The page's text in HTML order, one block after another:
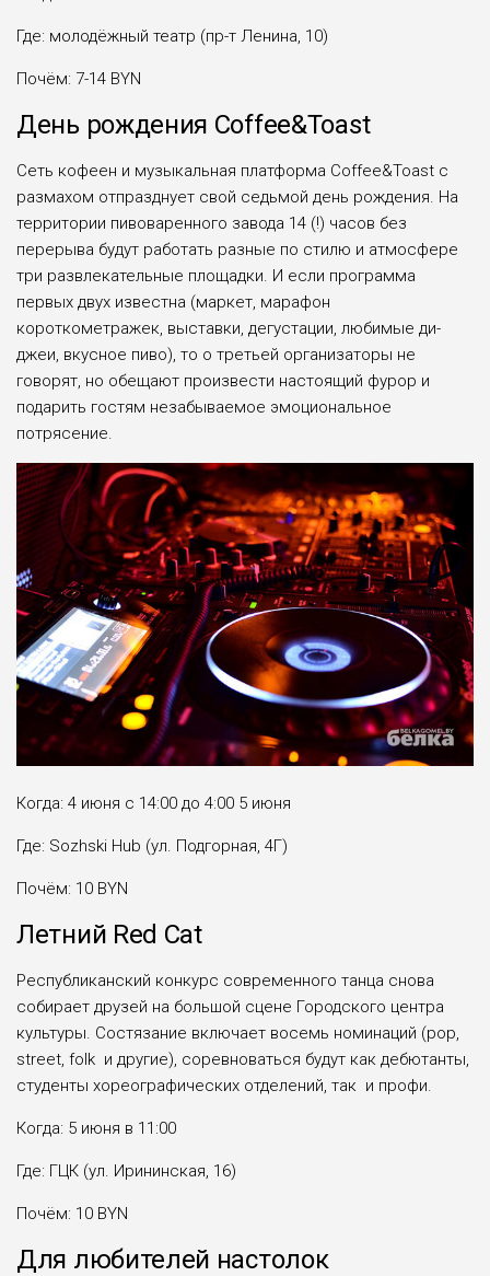
Где: молодёжный театр (пр-т Ленина, 10)
Почём: 7-14 BYN
День рождения Coffee&Toast
Сеть кофеен и музыкальная платформа Coffee&Toast с
размахом отпразднует свой седьмой день рождения. На
территории пивоваренного завода 14 (!) часов без
перерыва будут работать разные по стилю и атмосфере
три развлекательные площадки. И если программа
первых двух известна (маркет, марафон
короткометражек, выставки, дегустации, любимые ди-
джеи, вкусное пиво), то о третьей организаторы не
говорят, но обещают произвести настоящий фурор и
подарить гостям незабываемое эмоциональное
потрясение.
Когда: 4 июня с 14:00 до 4:00 5 июня
Где: Sozhski Hub (ул. Подгорная, 4Г)
Почём: 10 BYN
Летний Red Cat
Республиканский конкурс современного танца снова
собирает друзей на большой сцене Городского центра
культуры. Состязание включает восемь номинаций (pop,
street, folk и другие), соревноваться будут как дебютанты,
студенты хореографических отделений, так и профи.
Когда: 5 июня в 11:00
Где: ГЦК (ул. Ирининская, 16)
Почём: 10 BYN
Для любителей настолок